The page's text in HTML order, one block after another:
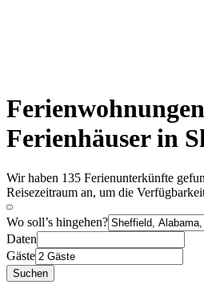
Ferienhäuser in
Wir haben 135 Ferienunterkünfte
Reisezeitraum an, um die
Wo soll’s hingehen?
Daten
Gäste
Suchen